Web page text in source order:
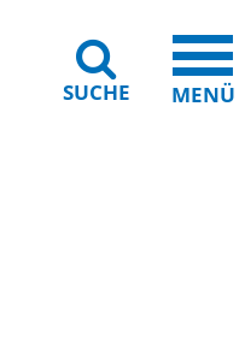
SUCHE MENÜ